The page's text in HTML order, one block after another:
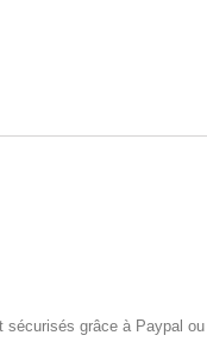
sécurisés grâce à Paypal